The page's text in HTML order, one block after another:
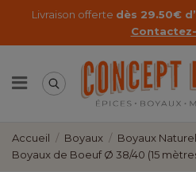
Livraison offerte dès 29.50€
Accueil Boyaux Boyaux
Boyaux de Boeuf Ø 38/40 (15